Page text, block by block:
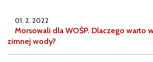
01. 2. 2022
Morsowali dla WOŚP. Dlaczego warto
zimnej wody?